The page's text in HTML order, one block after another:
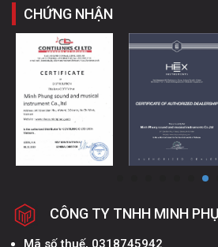
CHỨNG NHẬN
CÔNG TY TNHH MINH
Mã số thuế, 0318745942